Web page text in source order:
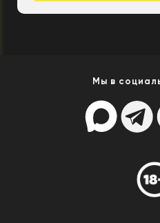
Мы в